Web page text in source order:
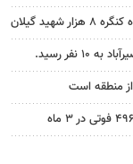
گیلان
رسید.
از منطقه است